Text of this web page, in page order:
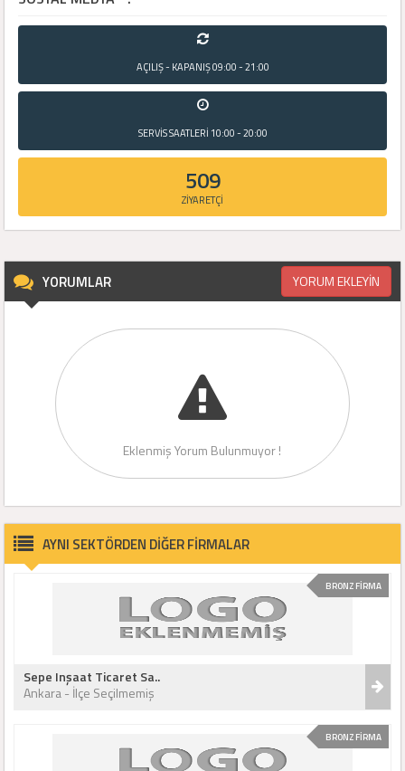
AÇILIŞ - KAPANIŞ09:00 - 21:00
SERVİS SAATLERİ 10:00 - 20:00
509
ZİYARETÇİ
YORUMLAR YORUM EKLEYİN
Eklenmiş Yorum Bulunmuyor !
AYNI SEKTÖRDEN DİĞER FİRMALAR
BRONZ FİRMA
Sepe Inşaat Ticaret Sa..
Ankara - İlçe Seçilmemiş
BRONZ FİRMA